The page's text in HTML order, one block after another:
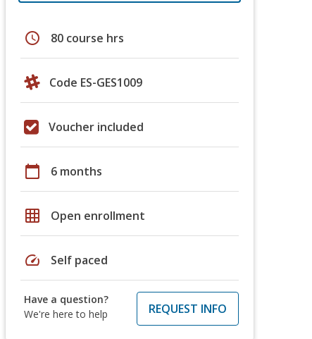
schedule 80 course hrs
Code ES-GES1009
Voucher included
calendar_today 6 months
grid_on Open enrollment
speed Self paced
Have a question?
We're here to help
REQUEST INFO